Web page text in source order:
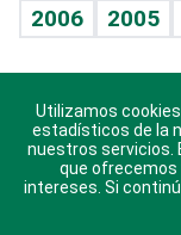
Sin complejos
En pocas palabras
Escuchando al
Economía
2006
2005
Descarga
Utilizamos
estadísticos de la
nuestros servicios.
que ofrecemos
intereses. Si